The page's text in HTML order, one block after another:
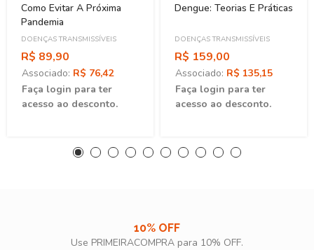
Como Evitar A Próxima
Pandemia
DOENÇAS TRANSMISSÍVEIS
R$ 89,90
Associado: R$ 76,42
Faça login para ter
acesso ao desconto.
Dengue: Teorias E Práticas
DOENÇAS TRANSMISSÍVEIS
R$ 159,00
Associado: R$ 135,15
Faça login para ter
acesso ao desconto.
10% OFF
Use PRIMEIRACOMPRA para 10% OFF.​